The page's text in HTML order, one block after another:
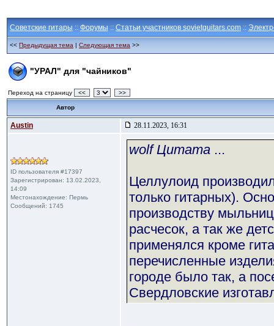
Советские гитары :: Форумы :: Статьи участников sovietguitars.com ::
<< Предыдущая тема | Следующая тема >>
"УРАЛ" для "чайников"
Переход на страницу << >>
Автор
Austin 28.11.2023, 16:31
ID пользователя #17397
Зарегистрирован: 13.02.2023,
14:09
Местонахождение: Пермь
Сообщений: 1745
wolf Цитата ...
Целлулоид
только гитарных).
производству
расчесок, а так же
применялся кроме
перечисленные
городе было так, а
Свердловские